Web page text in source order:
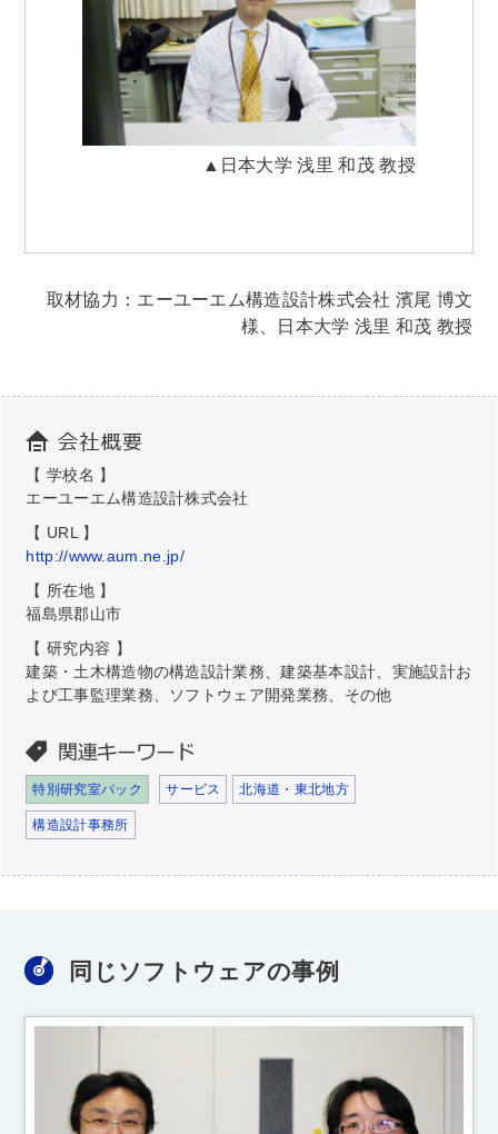
▲日本大学 浅里 和茂 教授
取材協力：エーユーエム構造設計株式会社 濱尾 博文
様、日本大学 浅里 和茂 教授
【 学校名 】
エーユーエム構造設計株式会社
【 URL 】
http://www.aum.ne.jp/
【 所在地 】
福島県郡山市
【 研究内容 】
建築・土木構造物の構造設計業務、建築基本設計、実施設計お
よび工事監理業務、ソフトウェア開発業務、その他
特別研究室パック サービス 北海道・東北地方
構造設計事務所
同じソフトウェアの事例